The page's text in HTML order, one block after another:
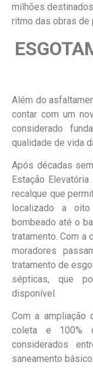
milhões
ritmo das obras de
Além do
contar com um
considerado
qualidade de vida
Após décadas
Estação
recalque que
localizado a
bombeado até o
tratamento. Com a
moradores
tratamento de
sépticas, que
disponível.
Com a ampliação
coleta e 100%
considerados
saneamento básico.